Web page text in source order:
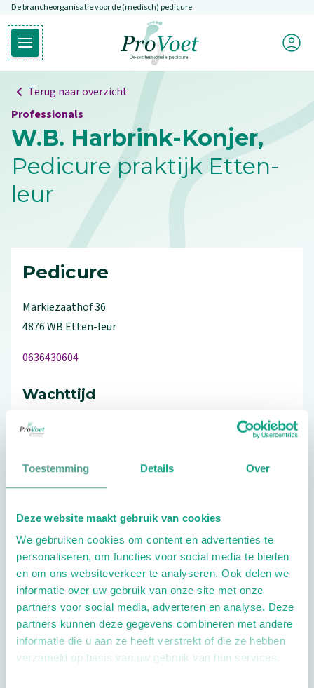
Toestemming Details Over
Deze website maakt gebruik van cookies
We gebruiken cookies om content en advertenties te
personaliseren, om functies voor social media te bieden
en om ons websiteverkeer te analyseren. Ook delen we
informatie over uw gebruik van onze site met onze
partners voor social media, adverteren en analyse. Deze
partners kunnen deze gegevens combineren met andere
informatie die u aan ze heeft verstrekt of die ze hebben
verzameld op basis van uw gebruik van hun services.
Overslaan en naar de inhoud gaan
De brancheorganisatie voor de (medisch) pedicure
Open hoofdmenu
Ga naar de homepagina
Mijn
Terug naar overzicht
Professionals
W.B. Harbrink-Konjer,
Pedicure praktijk Etten-
leur
Pedicure
Markiezaathof36
4876 WB Etten-leur
0636430604
Wachttijd
Bouwt praktijk af
Schrijf ook een review
Extra opties